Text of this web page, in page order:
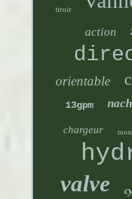
tiroir
action
orientable
13gpm
chargeur
valve